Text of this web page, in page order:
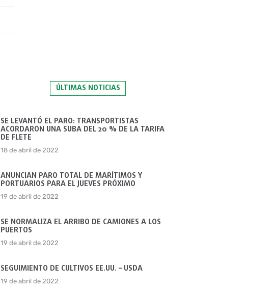
ÚLTIMAS NOTICIAS
SE LEVANTÓ EL PARO: TRANSPORTISTAS
ACORDARON UNA SUBA DEL 20 % DE LA TARIFA
DE FLETE
18 de abril de 2022
ANUNCIAN PARO TOTAL DE MARÍTIMOS Y
PORTUARIOS PARA EL JUEVES PRÓXIMO
19 de abril de 2022
SE NORMALIZA EL ARRIBO DE CAMIONES A LOS
PUERTOS
19 de abril de 2022
SEGUIMIENTO DE CULTIVOS EE.UU. – USDA
19 de abril de 2022